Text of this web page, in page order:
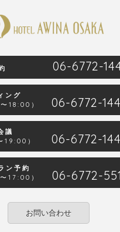
06-6772-
ング
18:00）
06-6772-
議
19:00）
06-6772-
ン予約
17:00）
06-6772-
お問い合わせ